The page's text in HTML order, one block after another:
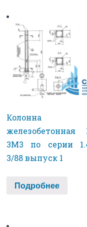
Колонна
железобетонная
3М3 по серии
3/88 выпуск 1
Подробнее